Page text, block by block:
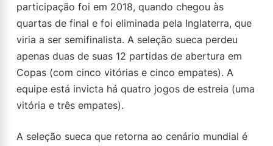
participação foi em 2018, quando chegou às
quartas de final e foi eliminada pela Inglaterra, que
viria a ser semifinalista. A seleção sueca perdeu
apenas duas de suas 12 partidas de abertura em
Copas (com cinco vitórias e cinco empates). A
equipe está invicta há quatro jogos de estreia (uma
vitória e três empates).
A seleção sueca que retorna ao cenário mundial é